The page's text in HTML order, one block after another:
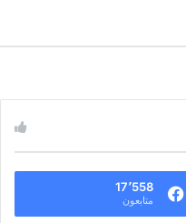
17٬558
متابعون